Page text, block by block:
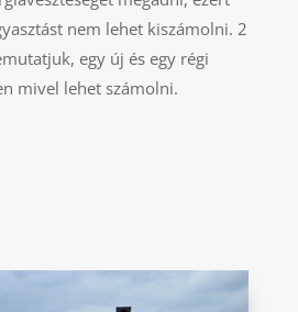
nem lehet kiszámolni. 2
egy új és egy régi
mivel lehet számolni.